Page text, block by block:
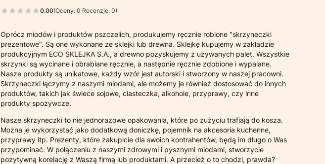
0.00(Oceny: 0 Recenzje: 0)
Oprócz miodów i produktów pszczelich, produkujemy ręcznie robione "skrzyneczki
prezentowe". Są one wykonane ze sklejki lub drewna. Sklejkę kupujemy w zakładzie
produkcyjnym ECO SKLEJKA S.A., a drewno pozyskujemy z używanych palet. Wszystkie
skrzynki są wycinane i obrabiane ręcznie, a następnie ręcznie zdobione i wypalane.
Nasze produkty są unikatowe, każdy wzór jest autorski i stworzony w naszej pracowni.
Skrzyneczki łączymy z naszymi miodami, ale możemy je również dostosować do innych
produktów, takich jak świece sojowe, ciasteczka, alkohole, przyprawy, czy inne
produkty spożywcze.
Nasze skrzyneczki to nie jednorazowe opakowania, które po zużyciu trafiają do kosza.
Można je wykorzystać jako dodatkową doniczkę, pojemnik na akcesoria kuchenne,
przyprawy itp. Prezenty, które zakupicie dla swoich kontrahentów, będą im długo o Was
przypominać. W połączeniu z naszymi zdrowymi i pysznymi miodami, stworzycie
pozytywną korelację z Waszą firmą lub produktami. A przecież o to chodzi, prawda?